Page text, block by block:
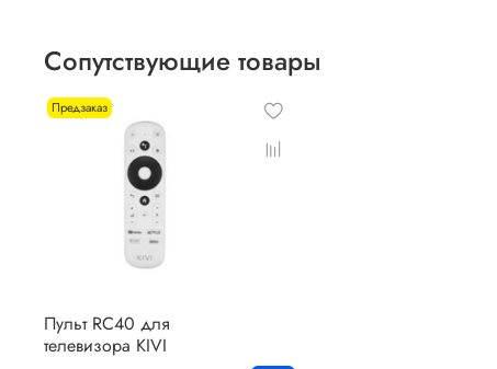
Сопутствующие товары
Предзаказ
Пульт RC40 для
телевизора KIVI